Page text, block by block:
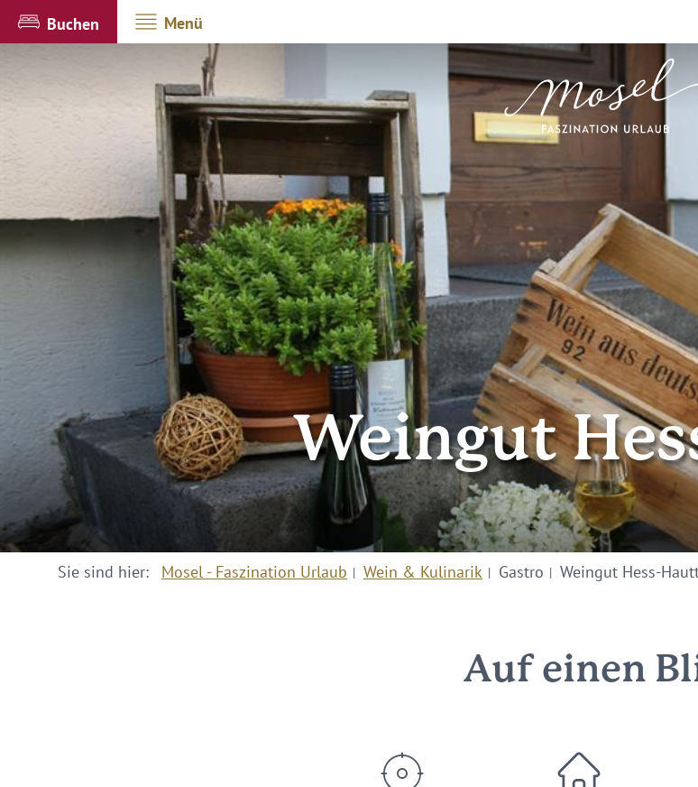
Buchen Menü
Weingut
Sie sind hier: Mosel - Faszination Urlaub Wein & Kulinarik Gastro Weingut Hess-
Auf einen